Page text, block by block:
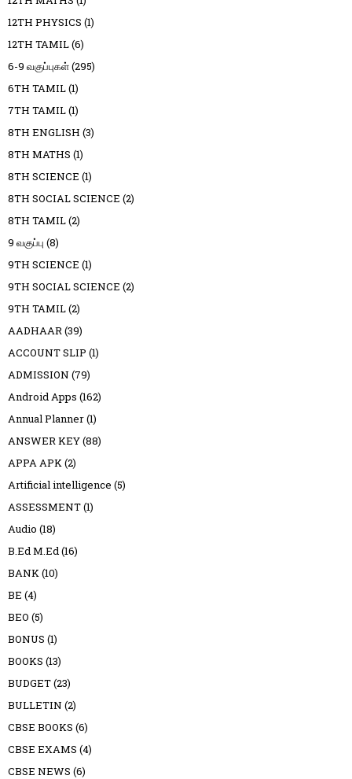
12TH PHYSICS (1)
12TH TAMIL(6)
6-9 வகுப்புகள்(295)
6TH TAMIL(1)
7TH TAMIL(1)
8TH ENGLISH (3)
8TH MATHS (1)
8TH SCIENCE (1)
8TH SOCIAL SCIENCE (2)
8TH TAMIL(2)
9 வகுப்பு (8)
9TH SCIENCE (1)
9TH SOCIAL SCIENCE (2)
9TH TAMIL(2)
AADHAAR(39)
ACCOUNT SLIP (1)
ADMISSION (79)
Android Apps (162)
Annual Planner(1)
ANSWER KEY(88)
APPA APK(2)
Artificial intelligence (5)
ASSESSMENT(1)
Audio (18)
B.Ed M.Ed(16)
BANK(10)
BE (4)
BEO (5)
BONUS (1)
BOOKS (13)
BUDGET(23)
BULLETIN (2)
CBSE BOOKS (6)
CBSE EXAMS (4)
CBSE NEWS (6)